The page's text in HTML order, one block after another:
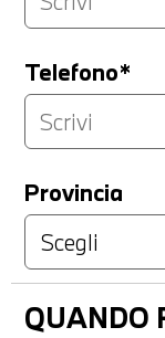
Telefono*
Provincia
QUANDO